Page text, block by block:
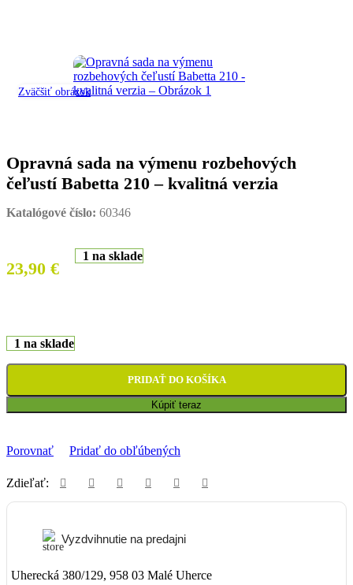
Zväčšiť obrázok
Opravná sada na výmenu rozbehových
čeľustí Babetta 210 – kvalitná verzia
Katalógové číslo: 60346
23,90 €
1 na sklade
1 na sklade
PRIDAŤ DO KOŠÍKA
Kúpiť teraz
Porovnať Pridať do obľúbených
Zdieľať:
Vyzdvihnutie na predajni
Uherecká 380/129, 958 03 Malé Uherce